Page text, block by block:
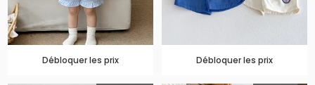
Débloquer les prix Débloquer les prix